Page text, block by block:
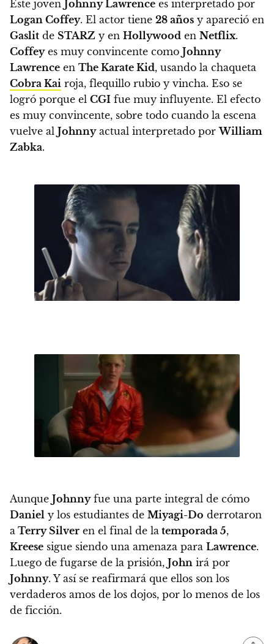
Este joven Johnny Lawrence es interpretado por
Logan Coffey. El actor tiene 28 años y apareció en
Gaslit de STARZ y en Hollywood en Netflix.
Coffeyes muy convincente como Johnny
Lawrence en The Karate Kid, usando la chaqueta
Cobra Kai roja, flequillo rubio y vincha. Eso se
logró porque el CGI fue muy influyente. El efecto
es muy convincente, sobre todo cuando la escena
vuelve al Johnnyactual interpretado porWilliam
Zabka.
Aunque Johnnyfue una parte integral de cómo
Daniel y los estudiantes de Miyagi-Do derrotaron
a Terry Silver en el final de la temporada 5,
Kreese sigue siendo una amenaza para Lawrence.
Luego de fugarse de la prisión, John irá por
Johnny. Y así se reafirmará que ellos son los
verdaderos amos de los dojos, por lo menos de los
de ficción.